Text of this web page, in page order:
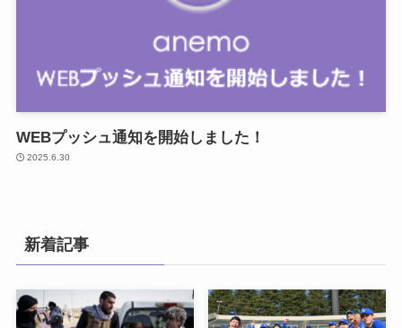
WEBプッシュ通知を開始しました！
2025.6.30
新着記事